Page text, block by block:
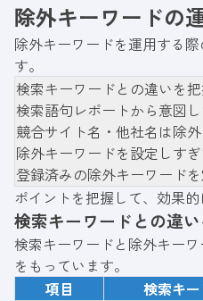
除外キーワードの
除外キーワードを運用する
す。
検索キーワードとの違いを把
検索語句レポートから意図
競合サイト名・他社名は除
除外キーワードを設定しす
登録済みの除外キーワード
ポイントを把握して、効果
検索キーワードとの違
検索キーワードと除外キー
をもっています。
項目
検索キ